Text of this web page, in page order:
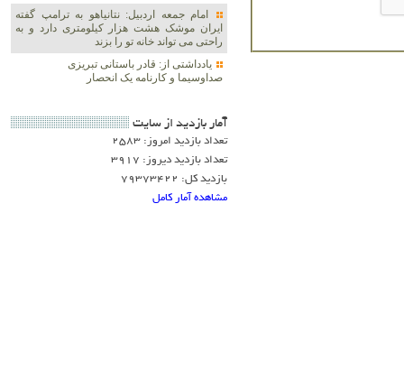
امام جمعه اردبیل: نتانیاهو به ترامپ گفته
ایران موشک هشت هزار کیلومتری دارد و به
راحتی می تواند خانه تو را بزند
یادداشتی از: قادر باستانی تبریزی
صداوسیما و کارنامه یک انحصار
آمار بازديد از سايت
تعداد بازدید امروز: 2583
تعداد بازدید دیروز: 3917
بازدید کل: 79373422
مشاهده آمار کامل